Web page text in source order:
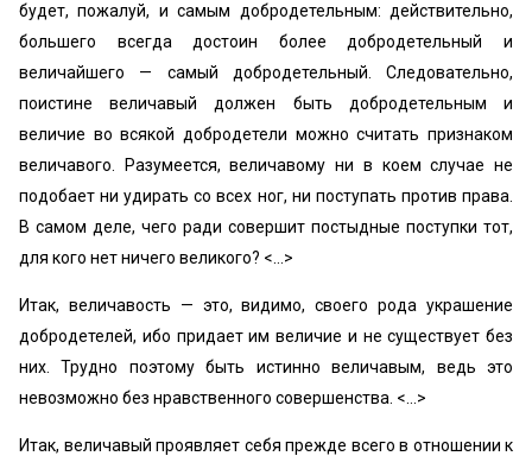
будет, пожалуй, и самым добродетельным: действительно,
большего всегда достоин более добродетельный и
величайшего — самый добродетельный. Следовательно,
поистине величавый должен быть добродетельным и
величие во всякой добродетели можно считать признаком
величавого. Разумеется, величавому ни в коем случае не
подобает ни удирать со всех ног, ни поступать против права.
В самом деле, чего ради совершит постыдные поступки тот,
для кого нет ничего великого? <…>
Итак, величавость — это, видимо, своего рода украшение
добродетелей, ибо придает им величие и не существует без
них. Трудно поэтому быть истинно величавым, ведь это
невозможно без нравственного совершенства. <…>
Итак, величавый проявляет себя прежде всего в отношении к